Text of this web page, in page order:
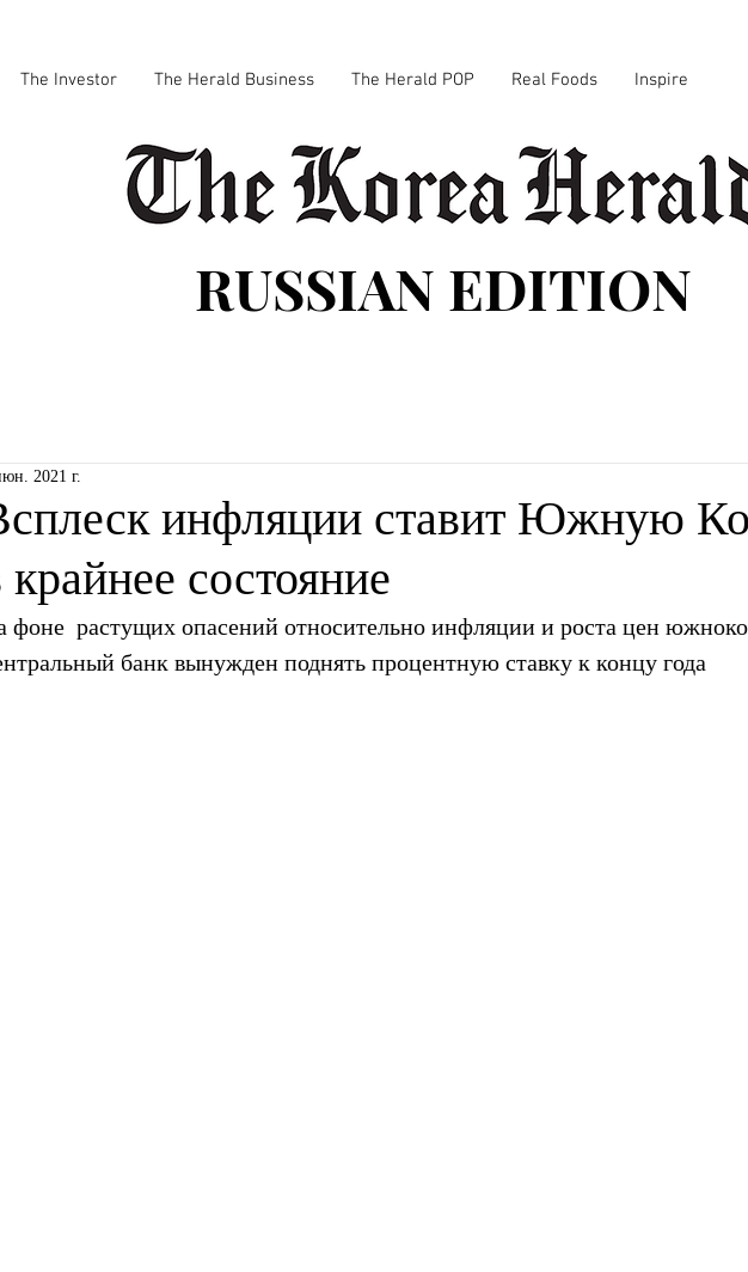
The Investor The Herald Business The Herald POP Real Foods Inspire
RUSSIAN EDITION
инфляции ставит Южную
крайнее состояние
2021 г.
фоне  растущих опасений относительно инфляции и роста цен
банк вынужден поднять процентную ставку к концу года